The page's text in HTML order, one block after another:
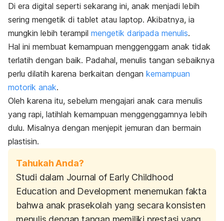
Di era digital seperti sekarang ini, anak menjadi lebih
sering mengetik di tablet atau laptop. Akibatnya, ia
mungkin lebih terampil mengetik daripada menulis.
Hal ini membuat kemampuan menggenggam anak tidak
terlatih dengan baik. Padahal, menulis tangan sebaiknya
perlu dilatih karena berkaitan dengan kemampuan
motorik anak.
Oleh karena itu, sebelum mengajari anak cara menulis
yang rapi, latihlah kemampuan menggenggamnya lebih
dulu. Misalnya dengan menjepit jemuran dan bermain
plastisin.
Tahukah Anda?
Studi dalam Journal of Early Childhood
Education and Development menemukan fakta
bahwa anak prasekolah yang secara konsisten